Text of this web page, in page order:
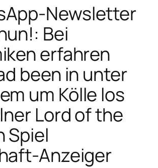
Newsletter
Bei
erfahren
been in unter
um Kölle los
Lord of the
Spiel
Anzeiger